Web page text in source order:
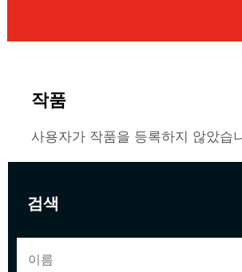
검색
작품
사용자가 작품을 등록하지 않았습